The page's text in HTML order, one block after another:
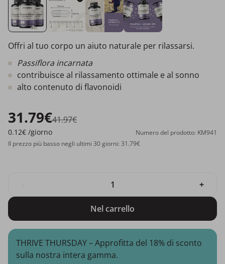
Offri al tuo corpo un aiuto naturale per rilassarsi.
Passiflora incarnata
contribuisce al rilassamento ottimale e al sonno
alto contenuto di flavonoidi
31.79€41.97€
0.12€ /giorno
Numero del prodotto: KM941
Il prezzo più basso negli ultimi 30 giorni: 31.79€
+
Nel carrello
THRIVE THURSDAY – Approfitta del 18% di sconto
sulla nostra intera gamma.